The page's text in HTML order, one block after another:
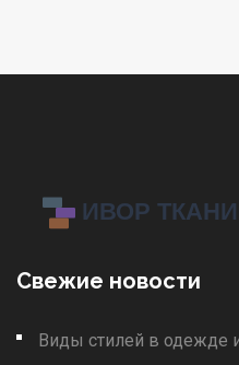
Свежие новости
Виды стилей в одежде